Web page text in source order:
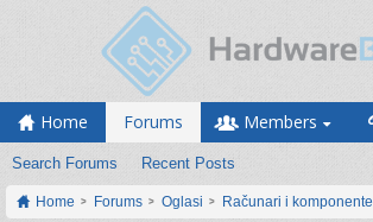
Home Forums
Search Forums Recent Posts
Members
Home Forums Oglasi Računari i komponente